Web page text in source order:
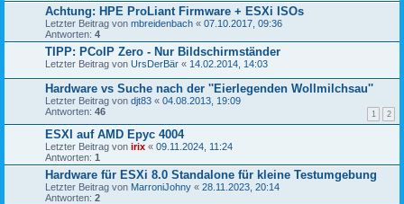
Achtung: HPE ProLiant Firmware + ESXi ISOs
Letzter Beitrag von mbreidenbach « 07.10.2017, 09:36
Antworten: 4
TIPP: PCoIP Zero - Nur Bildschirmständer
Letzter Beitrag von UrsDerBär « 14.02.2014, 14:03
Hardware vs Suche nach der ''Eierlegenden Wollmilchsau''
Letzter Beitrag von djt83 « 04.08.2013, 19:09
Antworten: 46 1 2
ESXI auf AMD Epyc 4004
Letzter Beitrag von irix « 09.11.2024, 11:24
Antworten: 1
Hardware für ESXi 8.0 Standalone für kleine Testumgebung
Letzter Beitrag von MarroniJohny « 28.11.2023, 20:14
Antworten: 2